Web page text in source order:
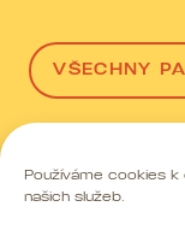
Používáme cookies
našich služeb.
VŠECHNY
Obchodní